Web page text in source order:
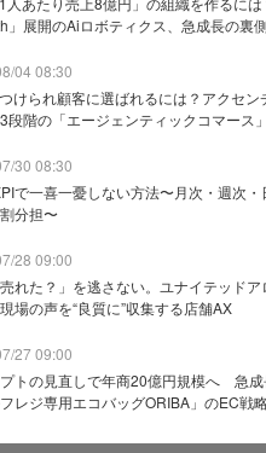
」展開のAiロボティクス、急成長の裏側
04 08:30
けられ顧客に選ばれるには？アクセン
段階の「エージェンティックコマース
30 08:30
で一喜一憂しない方法〜月次・週次・
分担〜
28 09:00
売れた？」を逃さない。ユナイテッド
場の声を“良質に”収集する店舗AX
27 09:00
トの見直しで年商20億円規模へ 急
フレジ専用エコバッグORIBA」のEC戦